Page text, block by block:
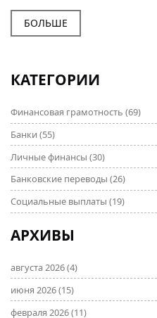
БОЛЬШЕ
КАТЕГОРИИ
Финансовая грамотность (69)
Банки (55)
Личные финансы (30)
Банковские переводы (26)
Социальные выплаты (19)
АРХИВЫ
августа 2026(4)
июня 2026(15)
февраля 2026(11)